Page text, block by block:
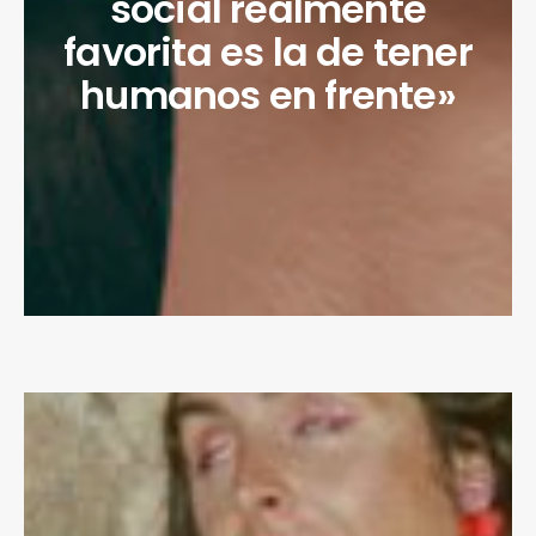
favorita es la de tener
humanos en frente»